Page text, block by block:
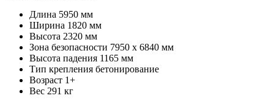
Длина 5950 мм
Ширина 1820 мм
Высота 2320 мм
Зона безопасности 7950 х 6840 мм
Высота падения 1165 мм
Тип крепления бетонирование
Возраст 1+
Вес 291 кг